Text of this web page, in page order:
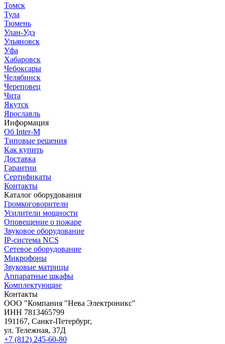
Томск
Тула
Тюмень
Улан-Удэ
Ульяновск
Уфа
Хабаровск
Чебоксары
Челябинск
Череповец
Чита
Якутск
Ярославль
Информация
Об Inter-M
Типовые решения
Как купить
Доставка
Гарантии
Сертификаты
Контакты
Каталог оборудования
Громкоговорители
Усилители мощности
Оповещение о пожаре
Звуковое оборудование
IP-система NCS
Сетевое оборудование
Микрофоны
Звуковые матрицы
Аппаратные шкафы
Комплектующие
Контакты
OOO "Компания "Нева Электроникс"
ИНН 7813465799
191167, Санкт-Петербург,
ул. Тележная, 37Д
+7 (812) 245-60-80